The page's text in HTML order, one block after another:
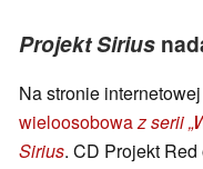
Projekt Sirius
Na stronie
wieloosobowaz serii
Sirius. CD Projekt Red